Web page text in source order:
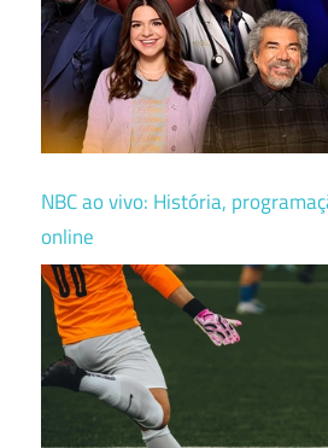
NBC ao vivo: História,
online